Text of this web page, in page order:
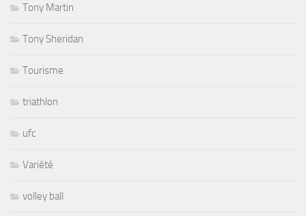
Tony Martin
Tony Sheridan
Tourisme
triathlon
ufc
Variété
volley ball